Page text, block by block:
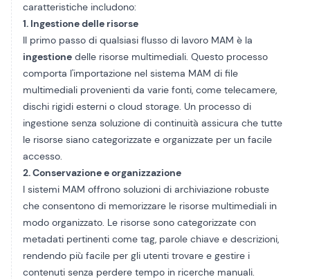
caratteristiche includono:
1. Ingestione delle risorse
Il primo passo di qualsiasi flusso di lavoro MAM è la
ingestione delle risorse multimediali. Questo processo
comporta l'importazione nel sistema MAM di file
multimediali provenienti da varie fonti, come telecamere,
dischi rigidi esterni o cloud storage. Un processo di
ingestione senza soluzione di continuità assicura che tutte
le risorse siano categorizzate e organizzate per un facile
accesso.
2. Conservazione e organizzazione
I sistemi MAM offrono soluzioni di archiviazione robuste
che consentono di memorizzare le risorse multimediali in
modo organizzato. Le risorse sono categorizzate con
metadati pertinenti come tag, parole chiave e descrizioni,
rendendo più facile per gli utenti trovare e gestire i
contenuti senza perdere tempo in ricerche manuali.